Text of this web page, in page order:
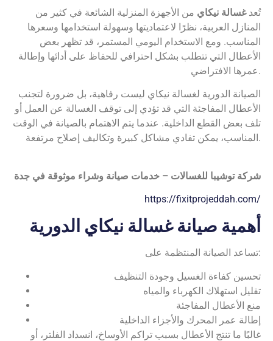
تُعدغسالة نيكاي من الأجهزة المنزلية الشائعة في كثير من
المنازل العربية، نظرًا لاعتماديتها وسهولة استخدامها وسعرها
المناسب. ومع الاستخدام اليومي المستمر، قد تظهر بعض
الأعطال التي تتطلب بشكل احترافي للحفاظ على أدائها وإطالة
عمرها الافتراضي.
الصيانة الدورية لغسالة نيكاي ليست رفاهية، بل ضرورة لتجنب
الأعطال المفاجئة التي قد تؤدي إلى توقف الغسالة عن العمل أو
تلف بعض القطع الداخلية. عندما يتم الاهتمام بالصيانة في الوقت
المناسب، يمكن تفادي مشاكل كبيرة وتكاليف إصلاح مرتفعة.
شركة توشيبا للغسالات – خدمات صيانة وشراء موثوقة في جدة
https://fixitprojeddah.com/
أهمية صيانة غسالة نيكاي الدورية
تساعد الصيانة المنتظمة على:
تحسين كفاءة الغسيل وجودة التنظيف
تقليل استهلاك الكهرباء والمياه
منع الأعطال المفاجئة
إطالة عمر المحرك والأجزاء الداخلية
غالبًا ما تنتج الأعطال بسبب تراكم الأوساخ، انسداد الفلتر، أو